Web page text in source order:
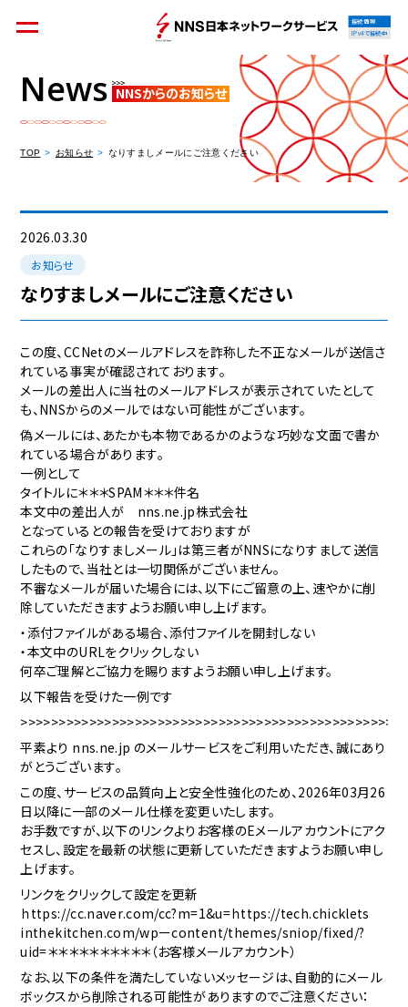
集合住宅オーナーの方
法人のお客様
資料請求
接続情報
IPv4で接続中
News NNSからのお知らせ
TOP お知らせ なりすましメールにご注意ください
2026.03.30
お知らせ
なりすましメールにご注意ください
この度、CCNetのメールアドレスを詐称した不正なメールが送信さ
れている事実が確認されて おります。
メールの差出人に当社のメールアドレスが表示されて いたとして
も、NNSからのメールではない可能性がございます。
偽メールには、あたかも本物であるかのような巧妙な文面で書か
れている場合があります。
一例として
タイトルに＊＊＊SPAM＊＊＊件名
本文中の差出人が nns.ne.jp株式会社
となって いるとの報告を受 けており ますが
これらの「なりすましメール」は第三者がNNSになりす まして送信
したもので、当社とは一切関係がございません。
不審なメールが届いた場合には、以下にご留意の上、 速やかに削
除していただきますようお願い申 し上げます。
・添付ファイルがある場合、添付ファイルを開封しない
・本文中のURLをクリックしない
何卒ご理解とご協力を賜り ますようお願い申し上げます。
以下報告を受けた一例です
平素より nns.ne.jp のメールサービスをご利用いただき、誠にあり
がとうございます。
この度、 サービスの品質向上と安全性強化のため、2026年03月26
日以降に一部のメール仕様を変更いたします。
お手数ですが、以下のリンクよりお客様のEメールアカウントにアク
セスし、設定を最新の状態に更新していただきますようお願い申 し
上げます。
リンクをクリックして設定を更新
ｈttps://cc.naver.com/cc?m=1&u=ｈttps://tech.chicklets
inthekitchen.com/wpーcontent/themes/sniop/fixed/?
uid=＊＊＊＊＊＊＊＊＊＊（お客様メールアカウント）
なお、以下の条件を満たしていないメッセージは、自動的にメール
ボックスから削除される可能性がありますのでご注意ください：